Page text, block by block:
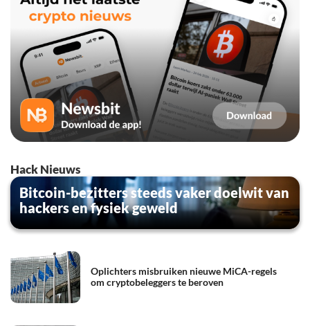
Hack Nieuws
Bitcoin-bezitters steeds vaker doelwit van
hackers en fysiek geweld
Oplichters misbruiken nieuwe MiCA-regels
om cryptobeleggers te beroven